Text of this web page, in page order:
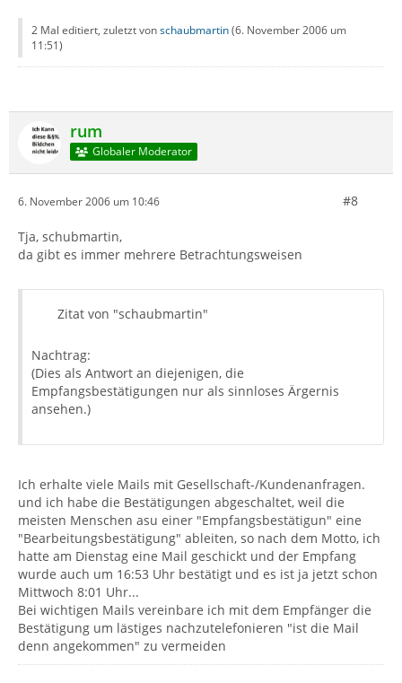
2 Mal editiert, zuletzt vonschaubmartin(6. November 2006 um
11:51)
rum
Globaler Moderator
6. November 2006 um 10:46 #8
Tja, schubmartin,
da gibt es immer mehrere Betrachtungsweisen
Zitat von "schaubmartin"
Nachtrag:
(Dies als Antwort an diejenigen, die
Empfangsbestätigungen nur als sinnloses Ärgernis
ansehen.)
Ich erhalte viele Mails mit Gesellschaft-/Kundenanfragen.
und ich habe die Bestätigungen abgeschaltet, weil die
meisten Menschen asu einer "Empfangsbestätigun" eine
"Bearbeitungsbestätigung" ableiten, so nach dem Motto, ich
hatte am Dienstag eine Mail geschickt und der Empfang
wurde auch um 16:53 Uhr bestätigt und es ist ja jetzt schon
Mittwoch 8:01 Uhr...
Bei wichtigen Mails vereinbare ich mit dem Empfänger die
Bestätigung um lästiges nachzutelefonieren "ist die Mail
denn angekommen" zu vermeiden